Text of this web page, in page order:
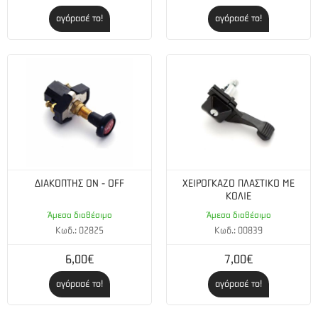
αγόρασέ το! αγόρασέ το!
ΔΙΑΚΟΠΤΗΣ ON - OFF
Άμεσα διαθέσιμο
Κωδ.: 02825
6,00€
αγόρασέ το!
ΧΕΙΡΟΓΚΑΖΟ ΠΛΑΣΤΙΚΟ ΜΕ
ΚΟΛΙΕ
Άμεσα διαθέσιμο
Κωδ.: 00839
7,00€
αγόρασέ το!